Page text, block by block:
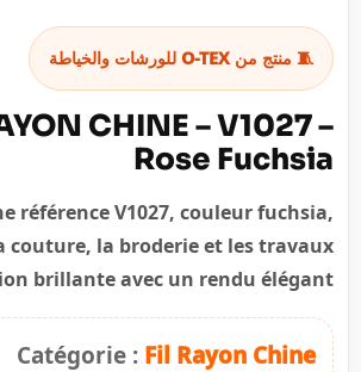
🧵 منتج من O-TEX للورشات والخياطة
CHINE – V1027 –
Rose Fuchsia
référence V1027, couleur fuchsia,
couture, la broderie et les travaux
brillante avec un rendu élégant.
Catégorie : Fil Rayon Chine